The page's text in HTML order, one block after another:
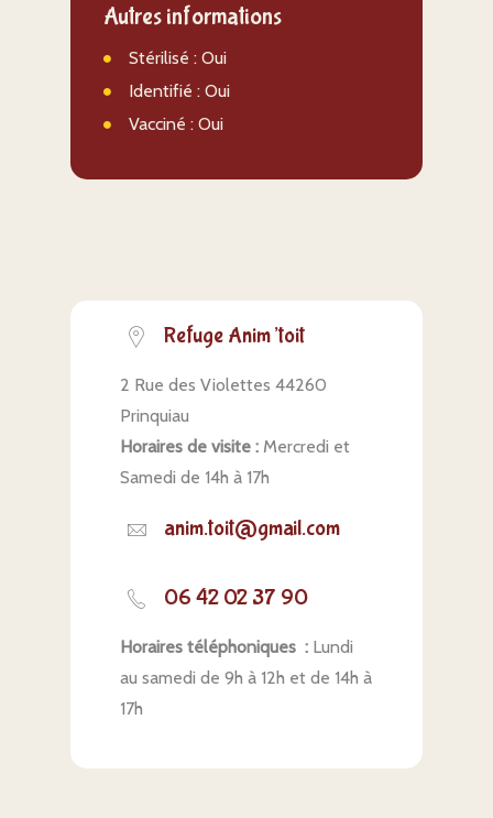
Autres informations
Stérilisé : Oui
Identifié : Oui
Vacciné : Oui
Refuge Anim’toit
2 Rue des Violettes 44260
Prinquiau
Horaires de visite : Mercredi et
Samedi de 14h à 17h
anim.toit@gmail.com
06 42 02 37 90
Horaires téléphoniques : Lundi
au samedi de 9h à 12h et de 14h à
17h